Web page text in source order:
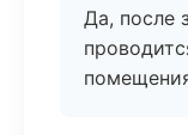
Да, после